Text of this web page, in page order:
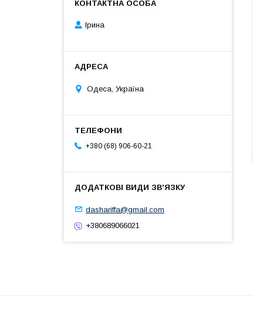
Ірина
Одеса, Україна
+380 (68) 906-60-21
dashariffa@gmail.com
+380689066021